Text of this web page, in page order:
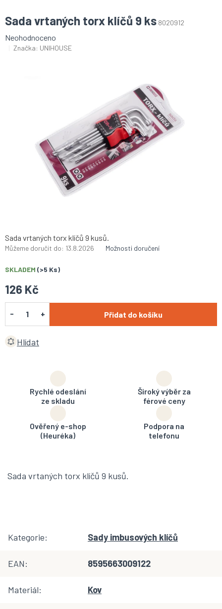
Sada vrtaných torx klíčů 9 ks 8020912
Průměrné
hodnocení
Neohodnoceno
Značka: UNIHOUSE
126 Kč
SKLADEM (>5 Ks)
Můžeme doručit do: 13.8.2026 Možnosti doručení
Přidat do košíku
Sada vrtaných torx klíčů 9 kusů.
Hlídat
Rychlé odeslání
ze skladu
Široký výběr za
férové ceny
Ověřený e-shop
(Heuréka)
Podpora na
telefonu
Sada vrtaných torx klíčů 9 kusů.
Kategorie: Sady imbusových klíčů
EAN: 8595663009122
Materiál: Kov